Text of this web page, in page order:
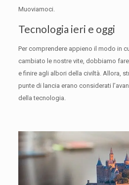
Muoviamoci.
Tecnologia ieri e oggi
Per comprendere appieno il modo in
cambiato le nostre vite, dobbiamo
e finire agli albori della civiltà. Allora,
punte di lancia erano considerati
della tecnologia.